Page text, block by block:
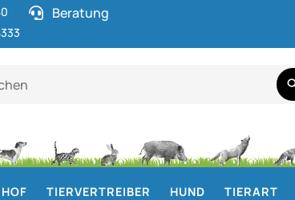
Beratung
TIERVERTREIBER HUND TIERART